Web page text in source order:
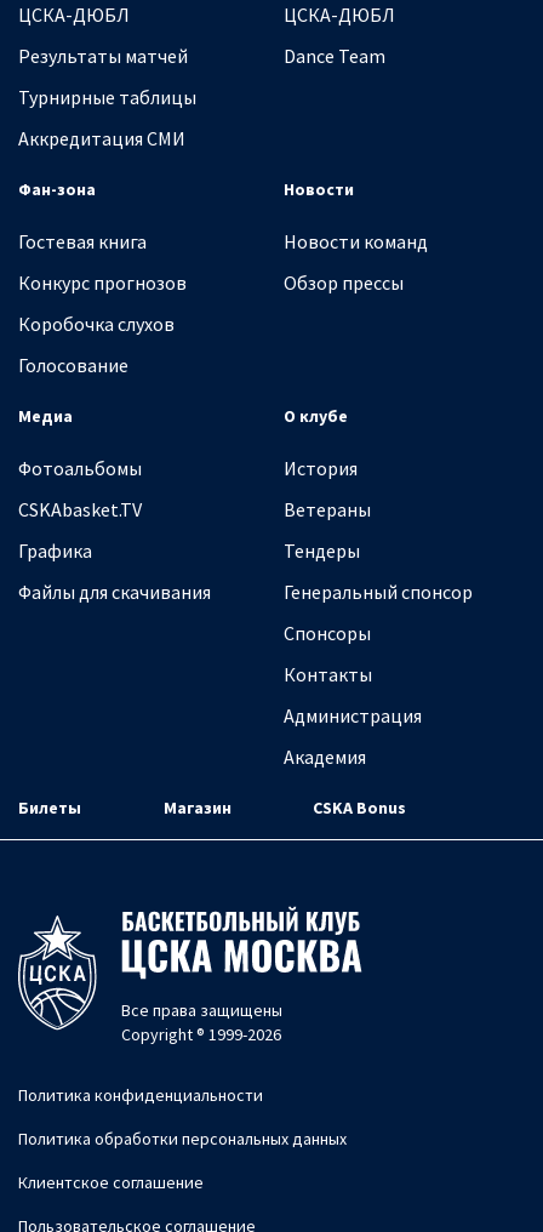
ЦСКА-ДЮБЛ
Результаты матчей
Турнирные таблицы
Аккредитация СМИ
ЦСКА-ДЮБЛ
Dance Team
Фан-зона
Гостевая книга
Конкурс прогнозов
Коробочка слухов
Голосование
Новости
Новости команд
Обзор прессы
Медиа
Фотоальбомы
CSKAbasket.TV
Графика
Файлы для скачивания
О клубе
История
Ветераны
Тендеры
Генеральный спонсор
Спонсоры
Контакты
Администрация
Академия
Билеты Магазин CSKA Bonus
Все права защищены
Copyright ® 1999-2026
Политика конфиденциальности
Политика обработки персональных данных
Клиентское соглашение
Пользовательское соглашение